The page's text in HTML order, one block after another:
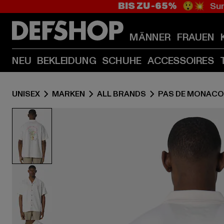
BIS ZU -65% 😲💥
MÄNNER FRAUEN
NEU BEKLEIDUNG SCHUHE ACCESSOIRES
UNISEX MARKEN ALL BRANDS PAS DE MONACO